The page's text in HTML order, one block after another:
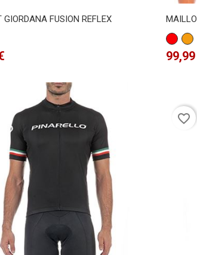
FUSION REFLEX
Rojo
favorite_border